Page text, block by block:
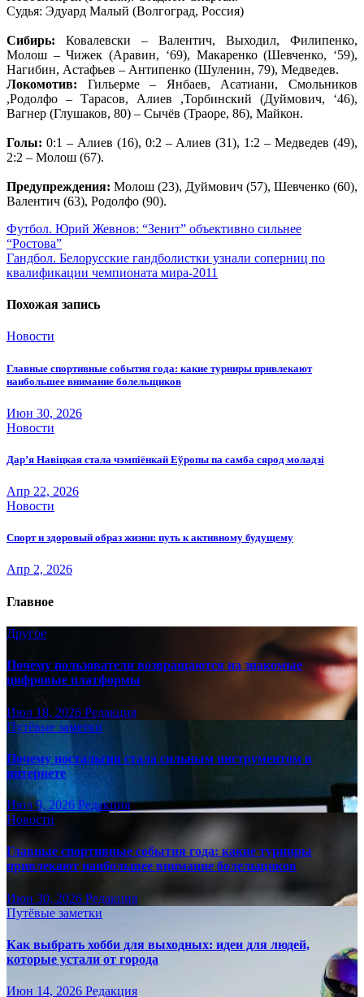
Судья: Эдуард Малый (Волгоград, Россия)
Сибирь: Ковалевски – Валентич, Выходил, Филипенко,
Молош – Чижек (Аравин, ‘69), Макаренко (Шевченко, ‘59),
Нагибин, Астафьев – Антипенко (Шуленин, 79), Медведев.
Локомотив: Гильерме – Янбаев, Асатиани, Смольников
,Родолфо – Тарасов, Алиев ,Торбинский (Дуймович, ‘46),
Вагнер (Глушаков, 80) – Сычёв (Траоре, 86), Майкон.
Голы: 0:1 – Алиев (16), 0:2 – Алиев (31), 1:2 – Медведев (49),
2:2 – Молош (67).
Предупреждения: Молош (23), Дуймович (57), Шевченко (60),
Валентич (63), Родолфо (90).
Навигация
по
записям
Футбол. Юрий Жевнов: “Зенит” объективно сильнее
“Ростова”
Гандбол. Белорусские гандболистки узнали соперниц по
квалификации чемпионата мира-2011
Похожая запись
Новости
Главные спортивные события года: какие турниры привлекают
наибольшее внимание болельщиков
Июн 30, 2026
Новости
Дар’я Навіцкая стала чэмпіёнкай Еўропы па самба сярод моладзі
Апр 22, 2026
Новости
Спорт и здоровый образ жизни: путь к активному будущему
Апр 2, 2026
Главное
Другое
Почему пользователи возвращаются на знакомые
цифровые платформы
Июл 18, 2026 Редакция
Путёвые заметки
Почему ностальгия стала сильным инструментом в
интернете
Июл 9, 2026 Редакция
Новости
Главные спортивные события года: какие турниры
привлекают наибольшее внимание болельщиков
Июн 30, 2026 Редакция
Путёвые заметки
Как выбрать хобби для выходных: идеи для людей,
которые устали от города
Июн 14, 2026 Редакция